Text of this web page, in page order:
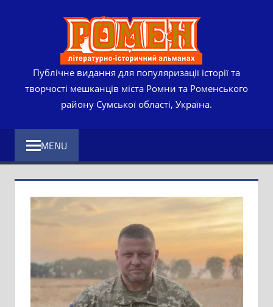
Публічне видання для популяризації історії та
творчості мешканців міста Ромни та Роменського
району Сумської області, Україна.
MENU